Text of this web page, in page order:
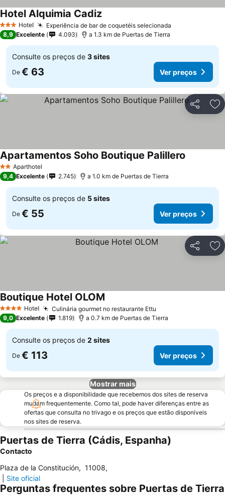
3 EstrelasHotel Experiência de bar de coquetéis selecionada
Hotel Alquimia CadizVer preços
8,9 Excelente 4.093 a 1.3 km de Puertas de Tierra
Consulte os preços de 3 sites
De € 63 Ver preços
Partilhar
2 EstrelasAparthotel
Apartamentos Soho Boutique Palillero
9,4 Excelente 2.745 a 1.0 km de Puertas de Tierra
Consulte os preços de 5 sites
De € 55 Ver preços
Partilhar
4 EstrelasHotel Culinária gourmet no restaurante Ettu
Boutique Hotel OLOM
9,0 Excelente 1.819 a 0.7 km de Puertas de Tierra
Consulte os preços de 2 sites
De € 113 Ver preços
Mostrar mais
Os preços e a disponibilidade que recebemos dos sites de reserva
mudam frequentemente. Como tal, pode haver diferenças entre as
ofertas que consulta no trivago e os preços que estão disponíveis
nos sites de reserva.
Puertas de Tierra (Cádis, Espanha)
Contacto
Plaza de la Constitución, 11008,
Site oficial
Perguntas frequentes sobre Puertas de Tierra